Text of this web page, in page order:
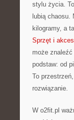
stylu życia.
lubią
kilogramy, a
Sprzęt i
może
podstaw: od
To
rozwiązanie.
W o2fit.pl